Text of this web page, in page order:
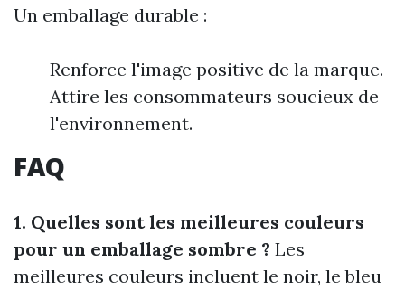
Un emballage durable :
Renforce l'image positive de la marque.
Attire les consommateurs soucieux de
l'environnement.
FAQ
1. Quelles sont les meilleures couleurs
pour un emballage sombre ? Les
meilleures couleurs incluent le noir, le bleu